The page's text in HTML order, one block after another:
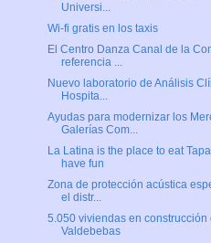
Universi...
Wi-fi gratis en los taxis
El Centro Danza Canal de la
referencia ...
Nuevo laboratorio de Análisis
Hospita...
Ayudas para modernizar los
Galerías Com...
La Latina is the place to eat
have fun
Zona de protección acústica
el distr...
5.050 viviendas en construcción
Valdebebas